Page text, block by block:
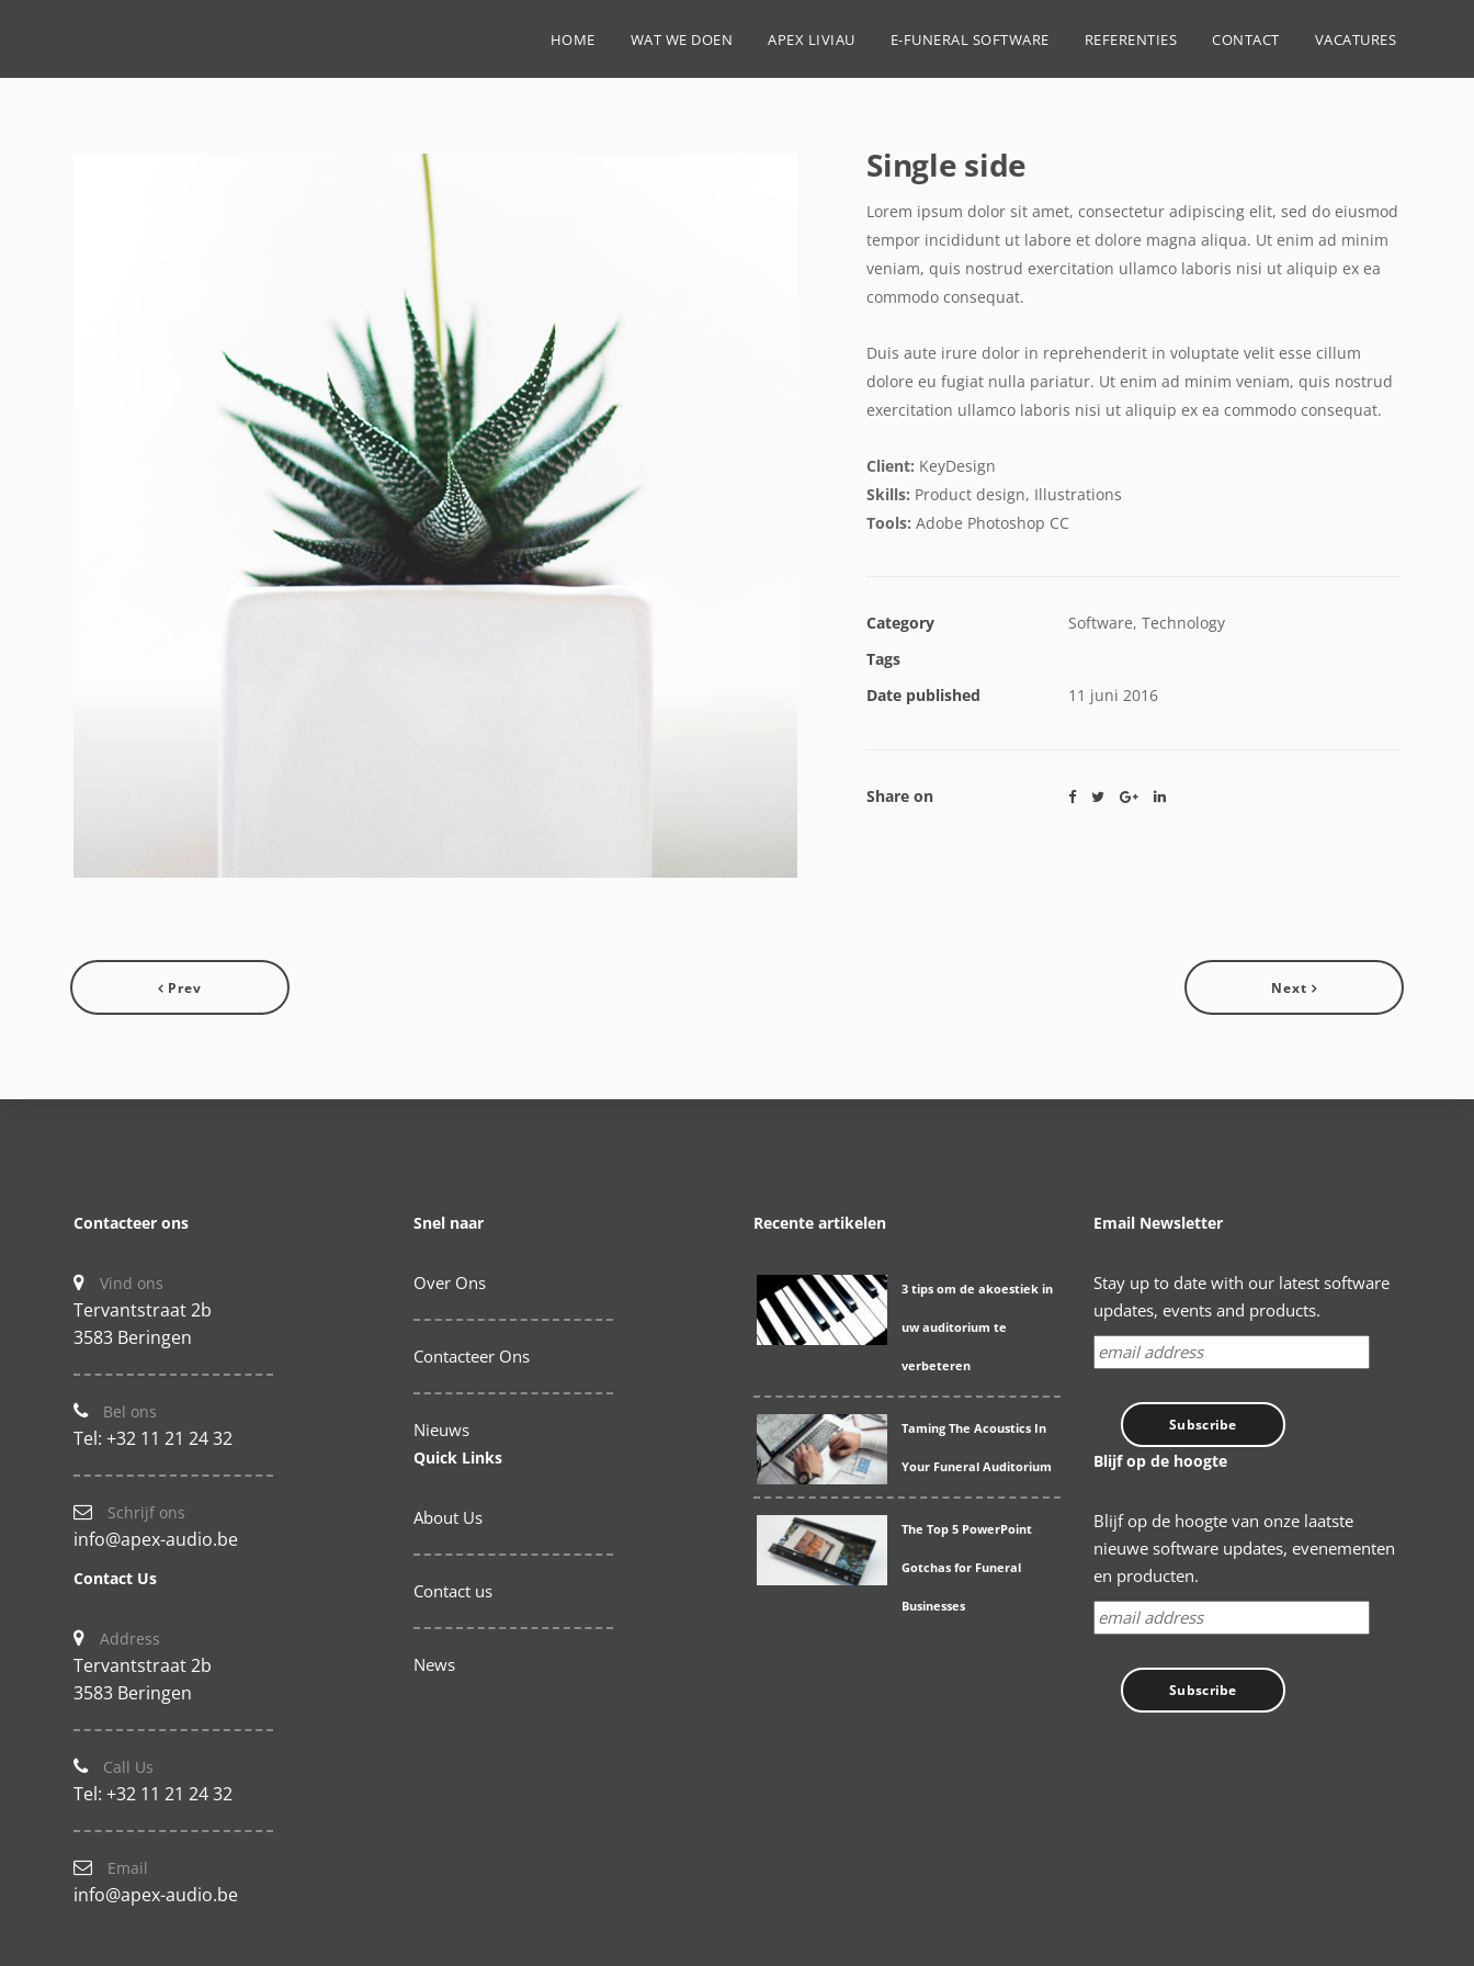
HOME WAT WE DOEN APEX LIVIAU E-FUNERAL SOFTWARE REFERENTIES CONTACT VACATURES
Single side
Lorem ipsum dolor sit amet, consectetur adipiscing elit, sed do eiusmod
tempor incididunt ut labore et dolore magna aliqua. Ut enim ad minim
veniam, quis nostrud exercitation ullamco laboris nisi ut aliquip ex ea
commodo consequat.
Duis aute irure dolor in reprehenderit in voluptate velit esse cillum
dolore eu fugiat nulla pariatur. Ut enim ad minim veniam, quis nostrud
exercitation ullamco laboris nisi ut aliquip ex ea commodo consequat.
Client: KeyDesign
Skills: Product design, Illustrations
Tools: Adobe Photoshop CC
Category
Software, Technology
Tags
Date published
11 juni 2016
Share on
Prev Next
Contacteer ons
Vind ons
Tervantstraat 2b
3583 Beringen
Bel ons
Tel: +32 11 21 24 32
Schrijf ons
info@apex-audio.be
Contact Us
Address
Tervantstraat 2b
3583 Beringen
Call Us
Tel: +32 11 21 24 32
Email
info@apex-audio.be
Snel naar
Over Ons
Contacteer Ons
Nieuws
Quick Links
About Us
Contact us
News
Recente artikelen
3 tips om de akoestiek in
uw auditorium te
verbeteren
Taming The Acoustics In
Your Funeral Auditorium
The Top 5 PowerPoint
Gotchas for Funeral
Businesses
Email Newsletter
Stay up to date with our latest software
updates, events and products.
Blijf op de hoogte
Blijf op de hoogte van onze laatste
nieuwe software updates, evenementen
en producten.